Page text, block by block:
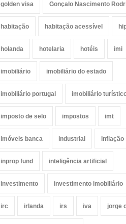
golden visa Gonçalo Nascimento
habitação habitação acessível
holanda hotelaria hotéis imi
imobiliário imobiliário do estado
imobiliário portugal imobiliário
imposto de selo impostos imt
imóveis banca industrial inflação
inprop fund inteligência artificial
investimento investimento imobiliário
irc irlanda irs iva jorge